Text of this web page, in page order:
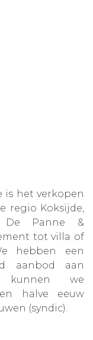
is het verkopen
regio Koksijde,
De Panne &
tot villa of
hebben een
aanbod aan
kunnen we
halve eeuw
(syndic).